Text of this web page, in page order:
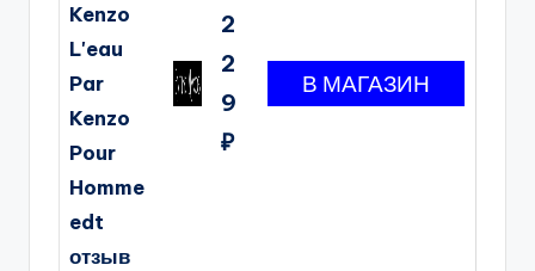
Kenzo
L'eau
Par
Kenzo
Pour
Homme
edt
отзыв
2
2
9
₽